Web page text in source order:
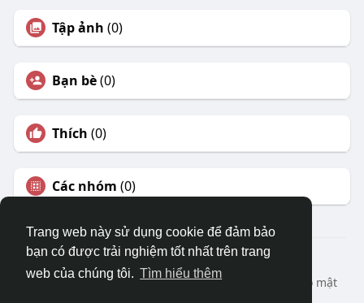
Trang web này sử dụng cookie để đảm bảo
bạn có được trải nghiệm tốt nhất trên trang
web của chúng tôi. Tìm hiểu thêm
Tập ảnh (0)
Bạn bè(0)
Thích (0)
Các nhóm (0)
© 2026 DRVIET.COM
Nhà
Bao Quát Liên hệ chúng tôi
Chính sách bảo mật